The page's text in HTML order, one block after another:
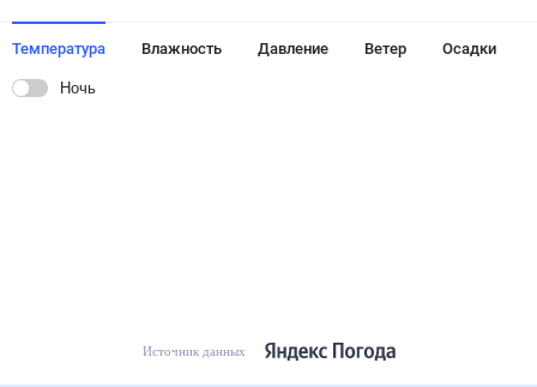
Температура Влажность Давление Ветер Осадки
Ночь
Источник данных